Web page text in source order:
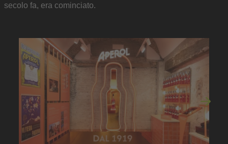
secolo fa, era cominciato.